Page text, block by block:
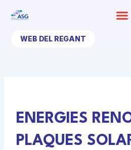
WEB DEL REGANT
ENERGIES
PLAQUES